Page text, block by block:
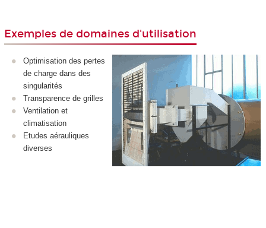
Exemples de domaines d'utilisation
Optimisation des pertes
de charge dans des
singularités
Transparence de grilles
Ventilation et
climatisation
Etudes aérauliques
diverses